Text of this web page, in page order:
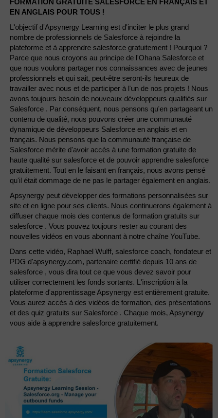
FORMATION GRATUITE SALESFORCE EN FRANÇAIS ET
EN ANGLAIS POUR TOUS !
L'objectif d'Apsynergy Learning est d'inciter le plus grand
nombre de professionnels de Salesforce à rejoindre la
plateforme et à apprendre salesforce gratuitement ! Pourquoi ?
Parce que nous croyons au principe de l'Ohana Salesforce et
que nous voulons partager nos connaissances avec de jeunes
professionnels et qui sait, peut-être seront-ils heureux de
travailler avec nous et de participer à l'un de nos projets ! Nous
avons toujours besoin de nouveaux développeurs qualifiés sur
Salesforce . Par conséquent, nous pensons qu'en partageant un
contenu de qualité, nous pouvons créer une communauté
dynamique de développeurs Salesforce en anglais et en
français. Nous pensons que la communauté française de
Salesforce mérite d'avoir accès à une formation gratuite de
haute qualité sur salesforce et de pouvoir apprendre salesforce
gratuitement. Tout en le faisant en français, nous avons pensé
qu'il était dommage de ne pas le partager également en anglais.
Apsynergy peut développer des formations personnalisées sur
site et en ligne pour ses clients. Nous continuerons également à
diffuser chaque mois des contenus de formation gratuits sur
salesforce . Vous pouvez toujours rester au courant des
nouvelles vidéos en vous abonnant à notre chaîne YouTube.
Dans cette vidéo, Raphael Wulff, salesforce coach, fondateur et
PDG d'apsynergy.com, partenaire certifié depuis 10 ans de
salesforce , vous dira tout ce que vous devez savoir pour
utiliser correctement les fonds sortants. L'inscription à la
plateforme d'apprentissage Apsynergy est entièrement gratuite.
Vous aurez accès à des vidéos de formation, des présentations
et des quiz gratuits sur Salesforce . Chaque mois, Apsynergy
vous aide à apprendre salesforce gratuitement.